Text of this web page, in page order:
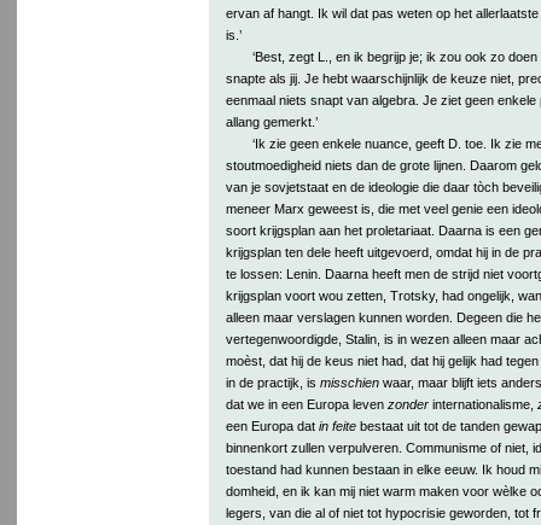
ervan af hangt. Ik wil dat pas weten op het
is.’
‘Best, zegt L., en ik begrijp je; ik zou ook zo
snapte als jij. Je hebt waarschijnlijk de keuze niet,
eenmaal niets snapt van algebra. Je ziet geen enkele
allang gemerkt.’
‘Ik zie geen enkele nuance, geeft D. toe. Ik zie
stoutmoedigheid niets dan de grote lijnen. Daarom
van je sovjetstaat en de ideologie die daar tòch
meneer Marx geweest is, die met veel genie een
soort krijgsplan aan het proletariaat. Daarna is een
krijgsplan ten dele heeft uitgevoerd, omdat hij in de
te lossen: Lenin. Daarna heeft men de strijd niet
krijgsplan voort wou zetten, Trotsky, had ongelijk,
alleen maar verslagen kunnen worden. Degeen die
vertegenwoordigde, Stalin, is in wezen alleen maar
moèst, dat hij de keus niet had, dat hij gelijk had
in de practijk, is misschienwaar, maar blijft iets
dat we in een Europa leven zonderinternationalisme,
een Europa dat in feitebestaat uit tot de tanden
binnenkort zullen verpulveren. Communisme of niet,
toestand had kunnen bestaan in elke eeuw. Ik houd
domheid, en ik kan mij niet warm maken voor wèlke
legers, van die al of niet tot hypocrisie geworden, tot